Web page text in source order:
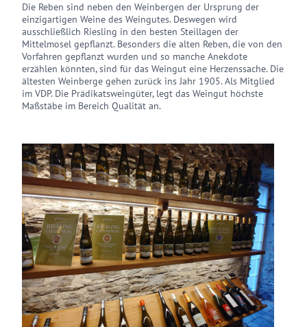
Die Reben sind neben den Weinbergen der Ursprung der
einzigartigen Weine des Weingutes. Deswegen wird
ausschließlich Riesling in den besten Steillagen der
Mittelmosel gepflanzt. Besonders die alten Reben, die von den
Vorfahren gepflanzt wurden und so manche Anekdote
erzählen könnten, sind für das Weingut eine Herzenssache. Die
ältesten Weinberge gehen zurück ins Jahr 1905. Als Mitglied
im VDP. Die Prädikatsweingüter, legt das Weingut höchste
Maßstäbe im Bereich Qualität an.